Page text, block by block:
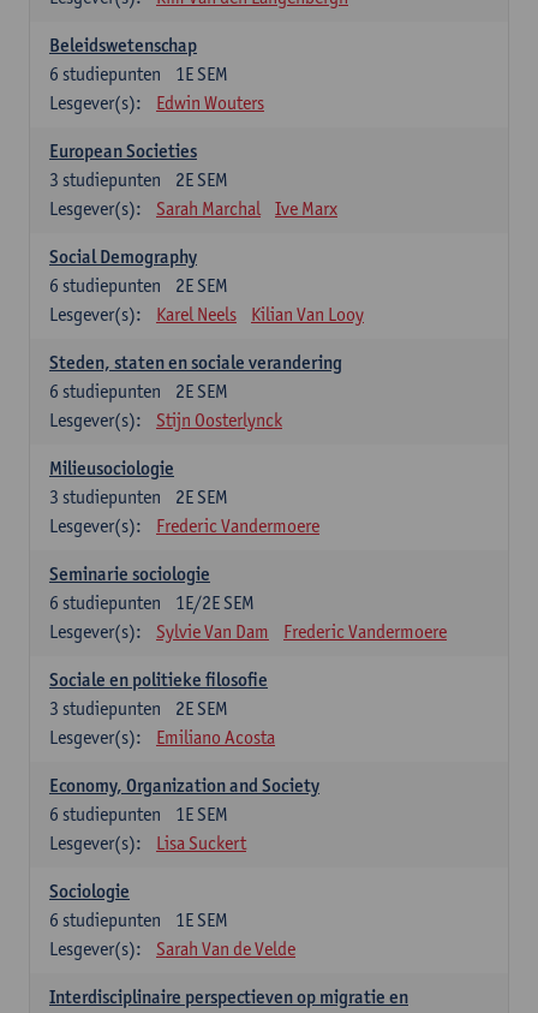
Beleidswetenschap
1E SEM
6 studiepunten
Lesgever(s):
Edwin Wouters
European Societies
2E SEM
3 studiepunten
Lesgever(s):
Sarah Marchal Ive Marx
Social Demography
2E SEM
6 studiepunten
Lesgever(s):
Karel Neels Kilian Van Looy
Steden, staten en sociale verandering
2E SEM
6 studiepunten
Lesgever(s):
Stijn Oosterlynck
Milieusociologie
2E SEM
3 studiepunten
Lesgever(s):
Frederic Vandermoere
Seminarie sociologie
1E/2E SEM
6 studiepunten
Lesgever(s):
Sylvie Van Dam Frederic Vandermoere
Sociale en politieke filosofie
2E SEM
3 studiepunten
Lesgever(s):
Emiliano Acosta
Economy, Organization and Society
1E SEM
6 studiepunten
Lesgever(s):
Lisa Suckert
Sociologie
1E SEM
6 studiepunten
Lesgever(s):
Sarah Van de Velde
Interdisciplinaire perspectieven op migratie en